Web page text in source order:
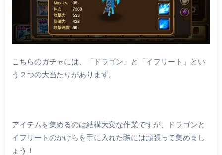
こちらのガチャには、「ドラゴン」と「イフリート」とい
う２つの大当たりがあります。
アイテムを集めるのは結構大変な作業ですが、ドラゴンと
イフリートのかけらを手に入れた際には頑張って集めまし
ょう！